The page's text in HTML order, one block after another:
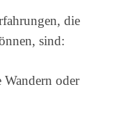
die
sind:
oder